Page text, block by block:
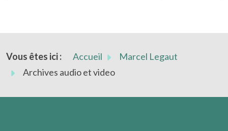
Vous êtes ici : Accueil
Marcel Legaut
Archives audio et video